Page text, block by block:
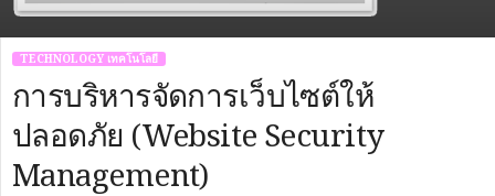
TECHNOLOGY เทคโนโลยี
การบริหารจัดการเว็บไซต์ให้
ปลอดภัย (Website Security
Management)